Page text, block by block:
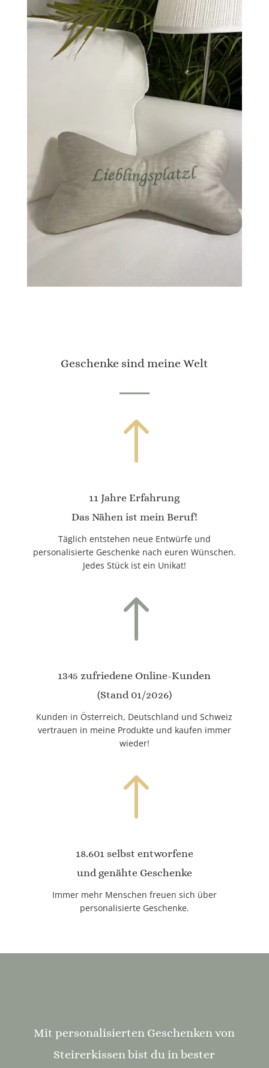
Geschenke sind meine Welt
!
11 Jahre Erfahrung
Das Nähen ist mein Beruf!
Täglich entstehen neue Entwürfe und
personalisierte Geschenke nach euren Wünschen.
Jedes Stück ist ein Unikat!
!
1345 zufriedene Online-Kunden
(Stand 01/2026)
Kunden in Österreich, Deutschland und Schweiz
vertrauen in meine Produkte und kaufen immer
wieder!
!
18.601 selbst entworfene
und genähte Geschenke
Immer mehr Menschen freuen sich über
personalisierte Geschenke.
Mit personalisierten Geschenken von
Steirerkissen bist du in bester